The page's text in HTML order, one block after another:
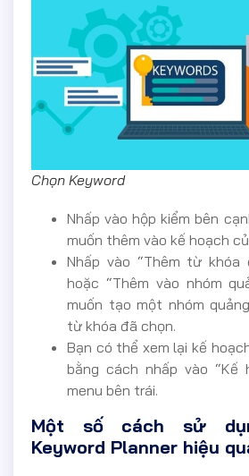
Chọn Keyword
Nhấp vào hộp kiểm bên
muốn thêm vào kế hoạch
Nhấp vào “Thêm từ khóa
hoặc “Thêm vào nhóm
muốn tạo một nhóm
từ khóa đã chọn.
Bạn có thể xem lại kế
bằng cách nhấp vào “Kế
menu bên trái.
Một số cách sử
Keyword Planner hiệu